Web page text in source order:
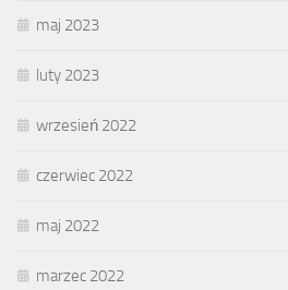
maj 2023
luty 2023
wrzesień 2022
czerwiec 2022
maj 2022
marzec 2022